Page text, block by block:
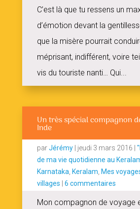
C’est là que tu ressens un
d’émotion devant la
que la misère pourrait
méprisant, indifférent, voire
vis du touriste nanti… Qui...
Un très spécial compagnon
Inde
parJérémy| jeudi 3 mars 2016
de ma vie quotidienne au
Karnataka Keralam Mes
villages
6 commentaires
Mon compagnon de voyage